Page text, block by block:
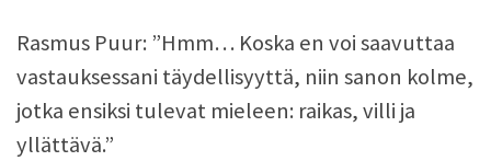
Rasmus Puur: ”Hmm… Koska en voi saavuttaa
vastauksessani täydellisyyttä, niin sanon kolme,
jotka ensiksi tulevat mieleen: raikas, villi ja
yllättävä.”